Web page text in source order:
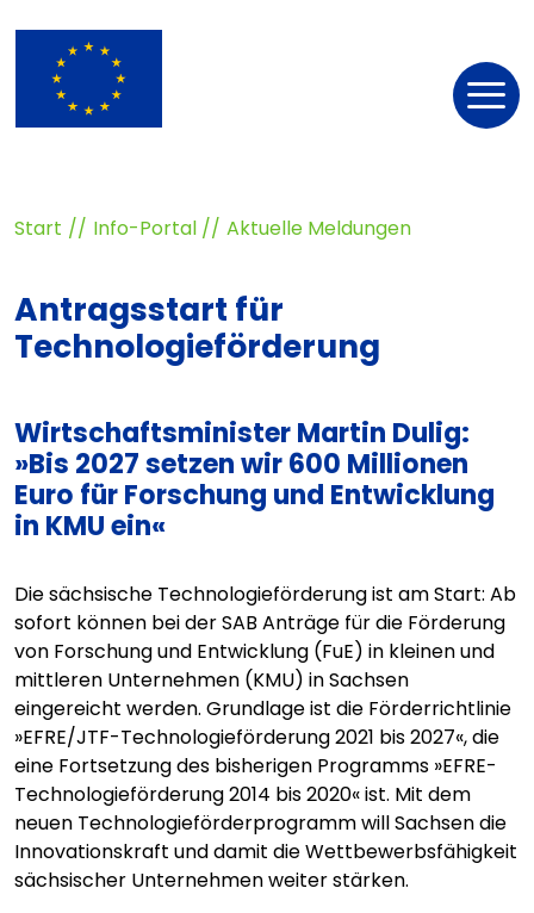
Start Info-Portal Aktuelle Meldungen
Antragsstart für
Technologieförderung
Wirtschaftsminister Martin Dulig:
»Bis 2027 setzen wir 600 Millionen
Euro für Forschung und Entwicklung
in KMU ein«
Die sächsische Technologieförderung ist am Start: Ab
sofort können bei der SAB Anträge für die Förderung
von Forschung und Entwicklung (FuE) in kleinen und
mittleren Unternehmen (KMU) in Sachsen
eingereicht werden. Grundlage ist die Förderrichtlinie
»EFRE/JTF-Technologieförderung 2021 bis 2027«, die
eine Fortsetzung des bisherigen Programms »EFRE-
Technologieförderung 2014 bis 2020« ist. Mit dem
neuen Technologieförderprogramm will Sachsen die
Innovationskraft und damit die Wettbewerbsfähigkeit
sächsischer Unternehmen weiter stärken.